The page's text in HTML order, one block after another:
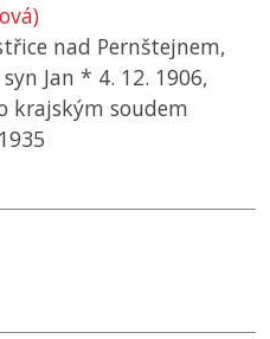
nad Pernštejnem,
Jan * 4. 12. 1906,
krajským soudem